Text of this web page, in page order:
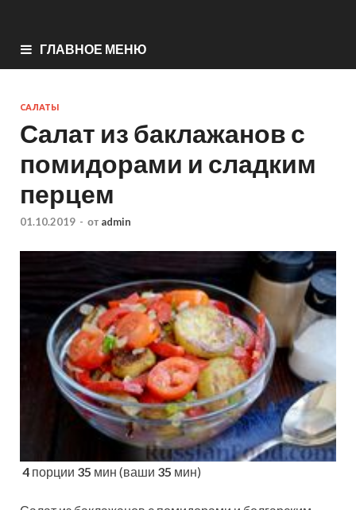
ГЛАВНОЕ МЕНЮ
САЛАТЫ
Салат из баклажанов с
помидорами и сладким
перцем
01.10.2019 - от admin
4 порции 35 мин (ваши 35 мин)